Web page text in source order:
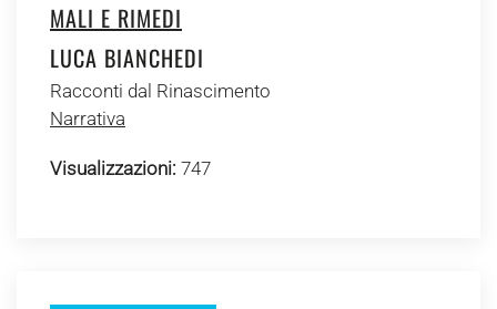
MALI E RIMEDI
LUCA BIANCHEDI
Racconti dal Rinascimento
Narrativa
Visualizzazioni: 747